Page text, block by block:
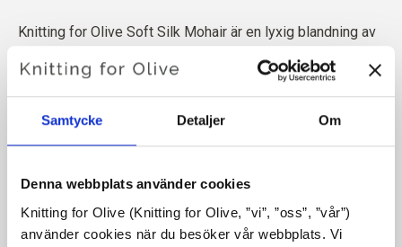
Samtycke Detaljer Om
Denna webbplats använder cookies
Knitting for Olive (Knitting for Olive, ”vi”, ”oss”, ”vår”)
använder cookies när du besöker vår webbplats. Vi
Knitting for Olive Soft Silk Mohair är en lyxig blandning av
den finaste Kid Mohair och mullbärssilke.
Vår mohair kommer från angoragetter som fötts upp i
Sydafrika, och även garnet produceras lokalt. Våra garner
är spårbara tillbaka till de enskilda gårdarna, vilket innebär
All vår Mohair är oberoende certifierad enligt Responsible